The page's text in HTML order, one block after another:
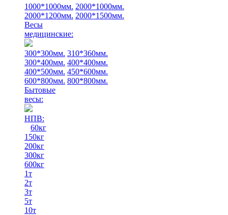
1000*1000мм. 2000*1000мм.
2000*1200мм. 2000*1500мм.
Весы
медицинские:
300*300мм. 310*360мм.
300*400мм. 400*400мм.
400*500мм. 450*600мм.
600*800мм. 800*800мм.
Бытовые
весы:
НПВ:
60кг
150кг
200кг
300кг
600кг
1т
2т
3т
5т
10т